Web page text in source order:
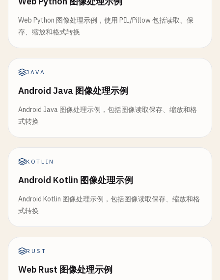
Web Python 图像处理示例，使用 PIL/Pillow 包括读取、保
存、缩放和格式转换
JAVA
Android Java 图像处理示例
Android Java 图像处理示例，包括图像读取保存、缩放和格
式转换
KOTLIN
Android Kotlin 图像处理示例
Android Kotlin 图像处理示例，包括图像读取保存、缩放和格
式转换
RUST
Web Rust 图像处理示例